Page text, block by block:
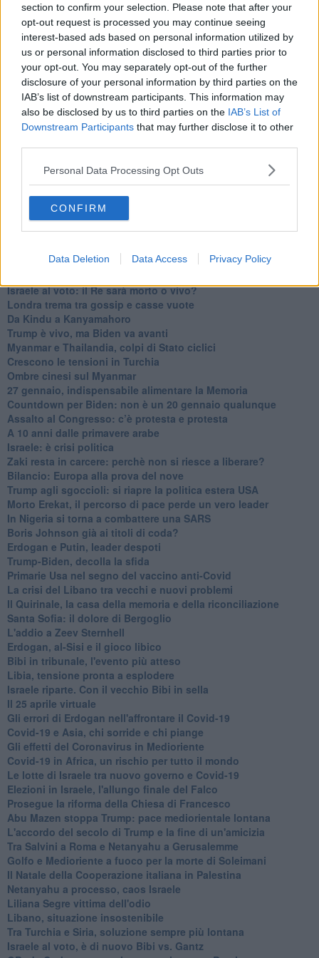
section to confirm your selection. Please note that after your
opt-out request is processed you may continue seeing
interest-based ads based on personal information utilized by
us or personal information disclosed to third parties prior to
your opt-out. You may separately opt-out of the further
disclosure of your personal information by third parties on the
IAB’s list of downstream participants. This information may
also be disclosed by us to third parties on the IAB’s List of
Downstream Participants that may further disclose it to other
Personal Data Processing Opt Outs
CONFIRM
Data Deletion Data Access Privacy Policy
Libano, collasso economico e guerra civile
Johnson, da Trump a Biden alla Brexit
L'AUKUS e il Quad
Biden, primo presidente USA non in guerra
Papa Bergoglio vedrà Viktor Orbán
Bennet, un giorno in attesa di Biden
Il ritorno dei talebani
​La lenta agonia del Libano
Sudafrica, è allarme alimentare
Usa di nuovo al centro della geopolitica internazionale
L’appuntamento di Israele con il cambiamento
In Medioriente non ci sono favole, solo realtà
Biden chiama ma Netanyahu non risponde
Niente di nuovo in Medioriente
La forza di Boris Johnson
Biden nuovo alleato armeno contro la Turchia
Richiami neo ottomani, la Francia guarda sospetta
Israele al voto: il Re sarà morto o vivo?
Londra trema tra gossip e casse vuote
Da Kindu a Kanyamahoro
Trump è vivo, ma Biden va avanti
Myanmar e Thailandia, colpi di Stato ciclici
Crescono le tensioni in Turchia
Ombre cinesi sul Myanmar
27 gennaio, indispensabile alimentare la Memoria
Countdown per Biden: non è un 20 gennaio qualunque
Assalto al Congresso: c’è protesta e protesta
A 10 anni dalle primavere arabe
Israele: è crisi politica
Zaki resta in carcere: perchè non si riesce a liberare?
Bilancio: Europa alla prova del nove
Trump agli sgoccioli: si riapre la politica estera USA
Morto Erekat, il percorso di pace perde un vero leader
In Nigeria si torna a combattere una SARS
Boris Johnson già ai titoli di coda?
Erdogan e Putin, leader despoti
Trump-Biden, decolla la sfida
Primarie Usa nel segno del vaccino anti-Covid
La crisi del Libano tra vecchi e nuovi problemi
Il Quirinale, la casa della memoria e della riconciliazione
Santa Sofia: il dolore di Bergoglio
L'addio a ​Zeev Sternhell
Erdogan, al-Sisi e il gioco libico
Bibi in tribunale, l'evento più atteso
Libia, tensione pronta a esplodere
Israele riparte. Con il vecchio Bibi in sella
Il 25 aprile virtuale
Gli errori di Erdogan nell'affrontare il Covid-19
Covid-19 e Asia, chi sorride e chi piange
Gli effetti del Coronavirus in Medioriente
Covid-19 in Africa, un rischio per tutto il mondo
Le lotte di Israele tra nuovo governo e Covid-19
Elezioni in Israele, l'allungo finale del Falco
Prosegue la riforma della Chiesa di Francesco
Abu Mazen stoppa Trump: pace mediorientale lontana
L'accordo del secolo di Trump e la fine di un'amicizia
Tra Salvini a Roma e Netanyahu a Gerusalemme
Golfo e Medioriente a fuoco per la morte di Soleimani
Il Natale della Cooperazione italiana in Palestina
Netanyahu a processo, caos Israele
Liliana Segre vittima dell'odio
Libano, situazione insostenibile
Tra Turchia e Siria, soluzione sempre più lontana
Israele al voto, è di nuovo Bibi vs. Gantz